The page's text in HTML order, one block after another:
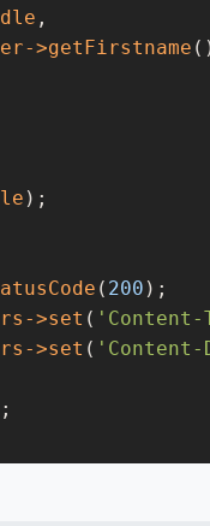
,
->getFirstname
);
( 200 );
->set ( 'Content-
->set (
;